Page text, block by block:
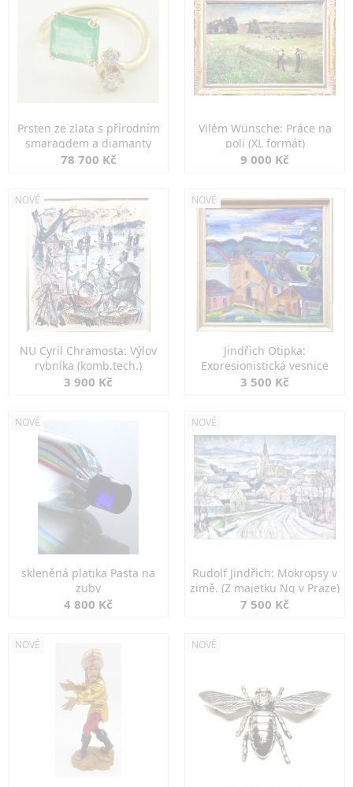
Prsten ze zlata s přírodním
smaragdem a diamanty
78 700 Kč
Vilém Wünsche: Práce na
poli (XL formát)
9 000 Kč
NOVÉ
NU Cyril Chramosta: Výlov
rybníka (komb.tech.)
3 900 Kč
NOVÉ
Jindřich Otipka:
Expresionistická vesnice
3 500 Kč
NOVÉ
skleněná platika Pasta na
zuby
4 800 Kč
NOVÉ
Rudolf Jindřich: Mokropsy v
zimě. (Z majetku Ng v Praze)
7 500 Kč
NOVÉ NOVÉ